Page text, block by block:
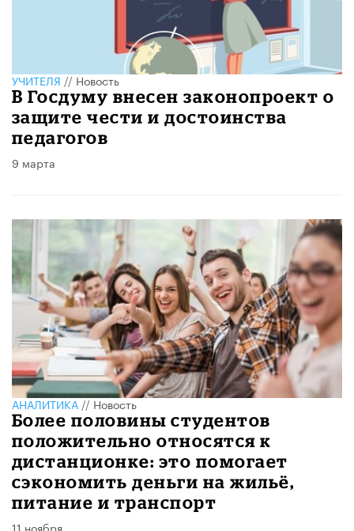
УЧИТЕЛЯ//Новость
В Госдуму внесен законопроект о
защите чести и достоинства
педагогов
9 марта
АНАЛИТИКА//Новость
Более половины студентов
положительно относятся к
дистанционке: это помогает
сэкономить деньги на жильё,
питание и транспорт
11 ноября